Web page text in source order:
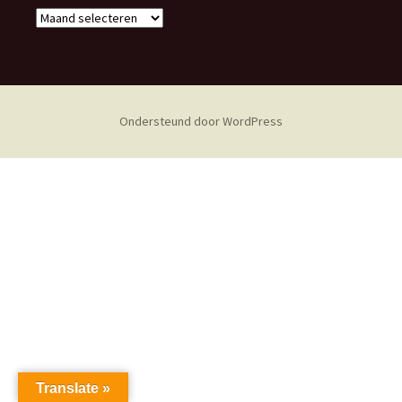
Archief
Ondersteund door WordPress
Translate »